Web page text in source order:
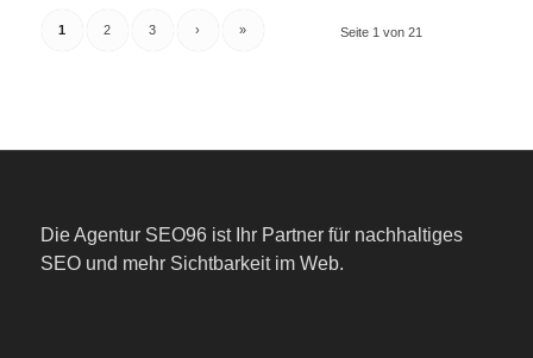
Seite 1 von 21
1 2 3 › »
Die Agentur SEO96 ist Ihr Partner für nachhaltiges
SEO und mehr Sichtbarkeit im Web.